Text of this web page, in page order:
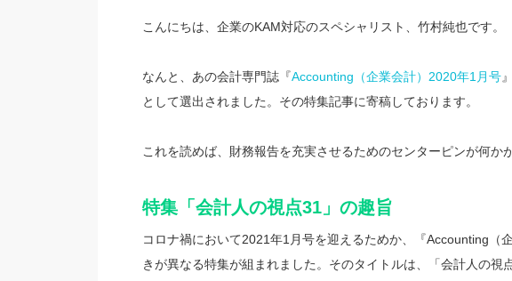
こんにちは、企業のKAM対応のスペシャリスト、竹村純也です。
なんと、あの会計専門誌『Accounting（企業会計）2020年1月号
として選出されました。その特集記事に寄稿しております。
これを読めば、財務報告を充実させるためのセンターピンが何か
特集「会計人の視点31」の趣旨
コロナ禍において2021年1月号を迎えるためか、『Accounting（
きが異なる特集が組まれました。そのタイトルは、「会計人の視